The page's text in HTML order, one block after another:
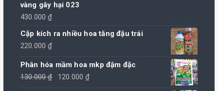
vàng gây hại 023
430.000₫
Cặp kích ra nhiều hoa tăng đậu trái
220.000₫
Phân hóa mầm hoa mkp đậm đặc
130.000₫
Giá
120.000₫